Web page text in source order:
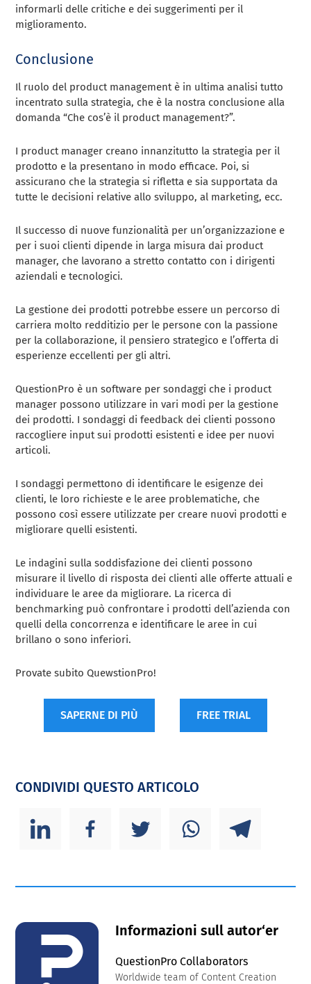
informarli delle critiche e dei suggerimenti per il
miglioramento.
Conclusione
Il ruolo del product management è in ultima analisi tutto
incentrato sulla strategia, che è la nostra conclusione alla
domanda “Che cos’è il product management?”.
I product manager creano innanzitutto la strategia per il
prodotto e la presentano in modo efficace. Poi, si
assicurano che la strategia si rifletta e sia supportata da
tutte le decisioni relative allo sviluppo, al marketing, ecc.
Il successo di nuove funzionalità per un’organizzazione e
per i suoi clienti dipende in larga misura dai product
manager, che lavorano a stretto contatto con i dirigenti
aziendali e tecnologici.
La gestione dei prodotti potrebbe essere un percorso di
carriera molto redditizio per le persone con la passione
per la collaborazione, il pensiero strategico e l’offerta di
esperienze eccellenti per gli altri.
QuestionPro è un software per sondaggi che i product
manager possono utilizzare in vari modi per la gestione
dei prodotti. I sondaggi di feedback dei clienti possono
raccogliere input sui prodotti esistenti e idee per nuovi
articoli.
I sondaggi permettono di identificare le esigenze dei
clienti, le loro richieste e le aree problematiche, che
possono così essere utilizzate per creare nuovi prodotti e
migliorare quelli esistenti.
Le indagini sulla soddisfazione dei clienti possono
misurare il livello di risposta dei clienti alle offerte attuali e
individuare le aree da migliorare. La ricerca di
benchmarking può confrontare i prodotti dell’azienda con
quelli della concorrenza e identificare le aree in cui
brillano o sono inferiori.
Provate subito QuewstionPro!
SAPERNE DI PIÙ FREE TRIAL
CONDIVIDI QUESTO ARTICOLO
Informazioni sull autor‘er
QuestionPro Collaborators
Worldwide team of Content Creation